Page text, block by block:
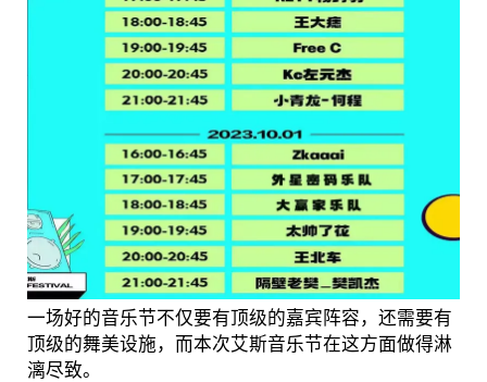
一场好的音乐节不仅要有顶级的嘉宾阵容，还需要有
顶级的舞美设施，而本次艾斯音乐节在这方面做得淋
漓尽致。